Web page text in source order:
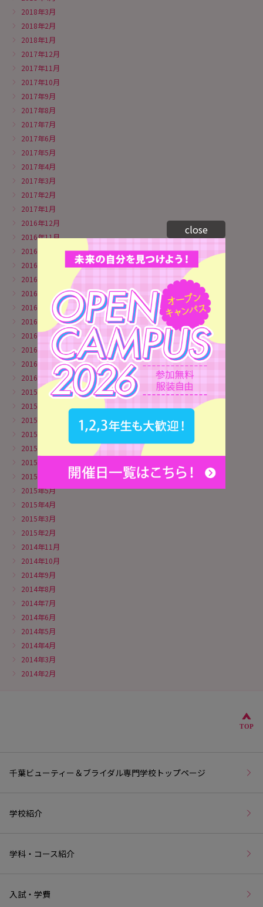
2018年3月
2018年2月
2018年1月
2017年12月
2017年11月
2017年10月
2017年9月
2017年8月
2017年7月
2017年6月
2017年5月
2017年4月
2017年3月
2017年2月
2017年1月
2016年12月
2016年11月
2016年10月
2016年9月
2016年8月
2016年7月
2016年6月
2016年5月
2016年4月
2016年3月
2016年2月
2016年1月
2015年12月
2015年11月
2015年10月
2015年9月
2015年8月
2015年7月
2015年6月
2015年5月
2015年4月
2015年3月
2015年2月
2014年11月
2014年10月
2014年9月
2014年8月
2014年7月
2014年6月
2014年5月
2014年4月
2014年3月
2014年2月
こ
TOP
千葉ビューティー＆ブライダル専門学校トップページ
学校紹介
学科・コース紹介
入試・学費
close